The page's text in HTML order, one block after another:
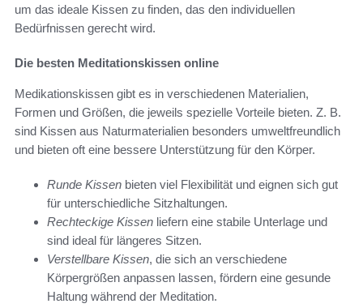
um das ideale Kissen zu finden, das den individuellen
Bedürfnissen gerecht wird.
Die besten Meditationskissen online
Medikationskissen gibt es in verschiedenen Materialien,
Formen und Größen, die jeweils spezielle Vorteile bieten. Z. B.
sind Kissen aus Naturmaterialien besonders umweltfreundlich
und bieten oft eine bessere Unterstützung für den Körper.
Runde Kissen bieten viel Flexibilität und eignen sich gut
für unterschiedliche Sitzhaltungen.
Rechteckige Kissen liefern eine stabile Unterlage und
sind ideal für längeres Sitzen.
Verstellbare Kissen, die sich an verschiedene
Körpergrößen anpassen lassen, fördern eine gesunde
Haltung während der Meditation.